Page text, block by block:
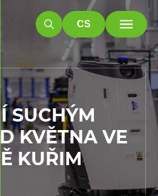
CS
SUCHÝM
KVĚTNA VE
KUŘIM